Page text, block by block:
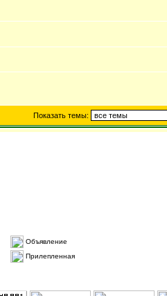
Показать темы:
Объявление
Прилепленная